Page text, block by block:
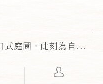
式庭園。此刻為自...